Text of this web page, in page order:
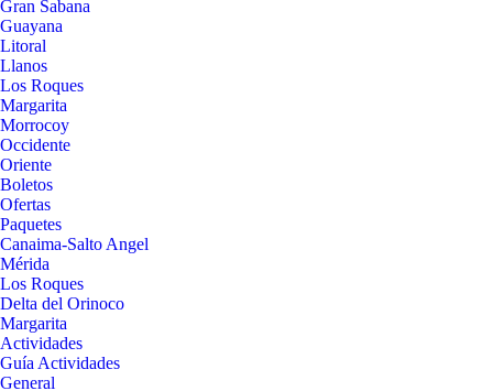
Gran Sabana
Guayana
Litoral
Llanos
Los Roques
Margarita
Morrocoy
Occidente
Oriente
Boletos
Ofertas
Paquetes
Canaima-Salto Angel
Mérida
Los Roques
Delta del Orinoco
Margarita
Actividades
Guía Actividades
General